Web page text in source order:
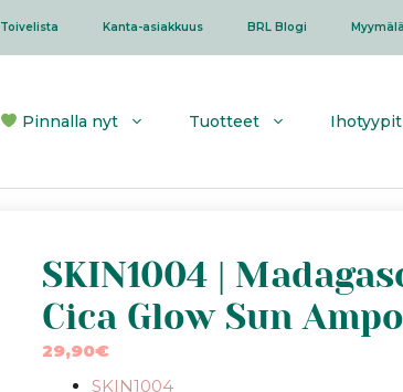
Toivelista Kanta-asiakkuus BRL Blogi Myymälä
Pinnalla nyt Tuotteet Ihotyypit
SKIN1004 |
Cica Glow Sun
29,90€
SKIN1004